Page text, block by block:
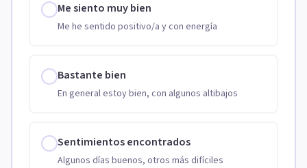
Me siento muy bien
Me he sentido positivo/a y con energía
Bastante bien
En general estoy bien, con algunos altibajos
Sentimientos encontrados
Algunos días buenos, otros más difíciles